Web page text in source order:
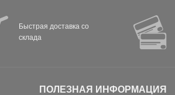
Быстрая доставка со
склада
ПОЛЕЗНАЯ ИНФОРМАЦИЯ